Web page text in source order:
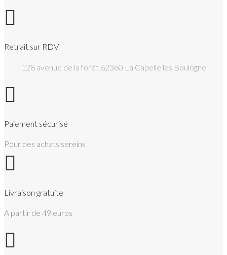

Retrait sur RDV
128 avenue de la forêt 62360 La Capelle les Boulogne

Paiement sécurisé
Pour des achats sereins

Livraison gratuite
A partir de 49 euros
